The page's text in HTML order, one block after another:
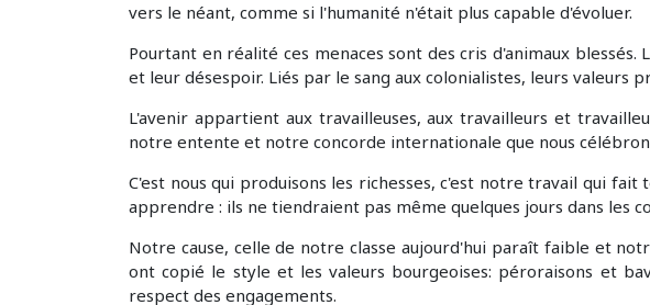
vers le néant, comme si l'humanité n'était plus capable d'évoluer.
Pourtant en réalité ces menaces sont des cris d'animaux
et leur désespoir. Liés par le sang aux colonialistes, leurs
L'avenir appartient aux travailleuses, aux travailleurs et
notre entente et notre concorde internationale que nous
C'est nous qui produisons les richesses, c'est notre travail qui
apprendre : ils ne tiendraient pas même quelques jours dans les
Notre cause, celle de notre classe aujourd'hui paraît faible et
ont copié le style et les valeurs bourgeoises: péroraisons et
respect des engagements.